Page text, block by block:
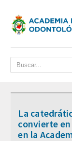
ACADEMIA
BIENVENIDA
DATOS
La
convierte
en la